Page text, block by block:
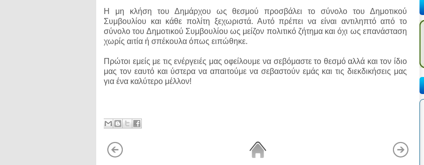
Η μη κλήση του Δημάρχου ως θεσμού προσβάλει το σύνολο του Δημοτικού
Συμβουλίου και κάθε πολίτη ξεχωριστά. Αυτό πρέπει να είναι αντιληπτό από το
σύνολο του Δημοτικού Συμβουλίου ως μείζον πολιτικό ζήτημα και όχι ως επανάσταση
χωρίς αιτία ή σπέκουλα όπως ειπώθηκε.
Πρώτοι εμείς με τις ενέργειές μας οφείλουμε να σεβόμαστε το θεσμό αλλά και τον ίδιο
μας τον εαυτό και ύστερα να απαιτούμε να σεβαστούν εμάς και τις διεκδικήσεις μας
για ένα καλύτερο μέλλον!